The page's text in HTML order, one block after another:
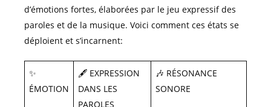
d’émotions fortes, élaborées par le jeu expressif des
paroles et de la musique. Voici comment ces états se
déploient et s’incarnent:
✨
ÉMOTION
🖋️ EXPRESSION
DANS LES
PAROLES
🎶 RÉSONANCE
SONORE